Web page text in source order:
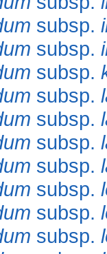
subsp.
subsp.
subsp.
subsp.
subsp.
subsp.
subsp.
subsp.
subsp.
subsp.